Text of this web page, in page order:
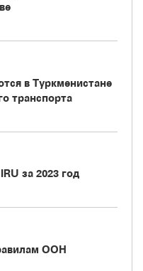
в Туркменистане
транспорта
за 2023 год
ООН